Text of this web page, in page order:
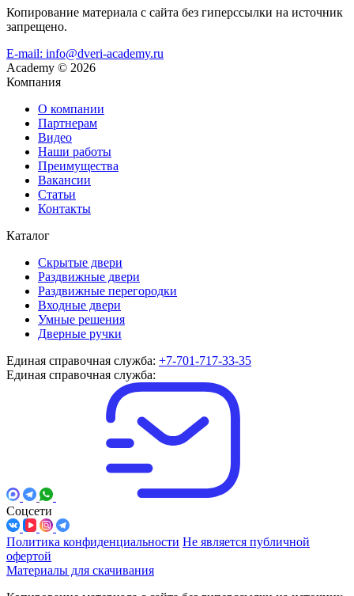
Копирование материала с сайта без гиперссылки на источник
запрещено.
E-mail: info@dveri-academy.ru
Academy © 2026
Компания
О компании
Партнерам
Видео
Наши работы
Преимущества
Вакансии
Статьи
Контакты
Каталог
Скрытые двери
Раздвижные двери
Раздвижные перегородки
Входные двери
Умные решения
Дверные ручки
Единая справочная служба: +7-701-717-33-35
Единая справочная служба:
Соцсети
Политика конфиденциальности Не является публичной
офертой
Материалы для скачивания